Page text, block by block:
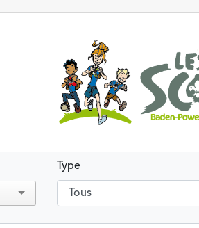
Type